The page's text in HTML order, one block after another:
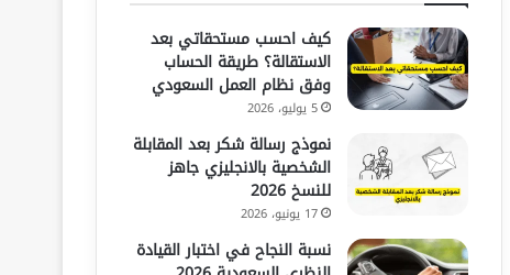
كيف احسب مستحقاتي بعد
الاستقالة؟ طريقة الحساب
وفق نظام العمل السعودي
5 يوليو، 2026
نموذج رسالة شكر بعد المقابلة
الشخصية بالانجليزي جاهز
للنسخ 2026
17 يونيو، 2026
نسبة النجاح في اختبار القيادة